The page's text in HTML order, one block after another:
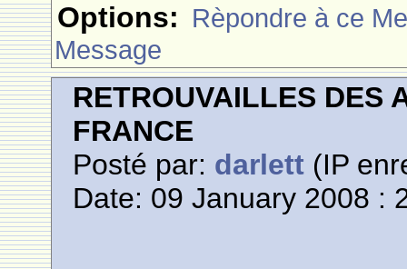
Options: Rèpondre à ce
Message
RETROUVAILLES DES
FRANCE
Posté par: darlett (IP
Date: 09 January 2008 :